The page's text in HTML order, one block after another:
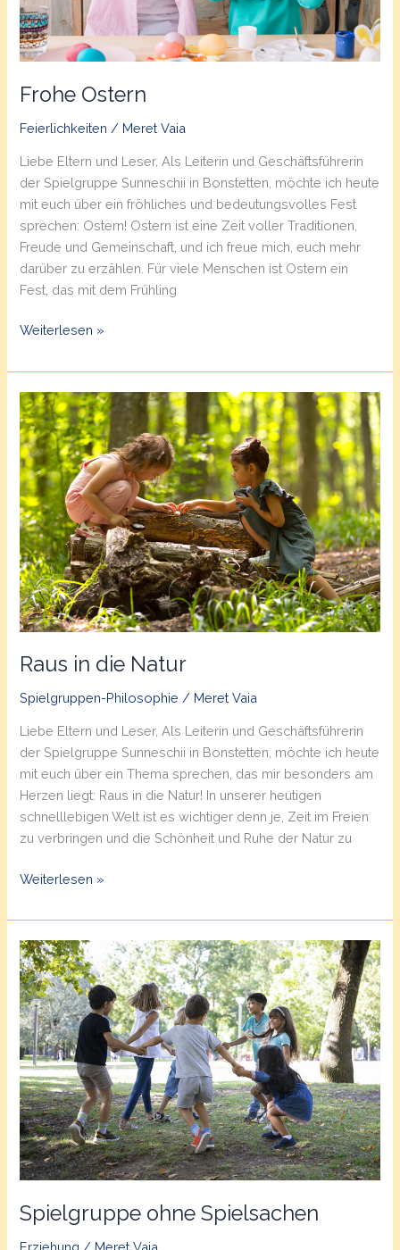
Frohe Ostern
Feierlichkeiten / Meret Vaia
Liebe Eltern und Leser, Als Leiterin und Geschäftsführerin
der Spielgruppe Sunneschii in Bonstetten, möchte ich heute
mit euch über ein fröhliches und bedeutungsvolles Fest
sprechen: Ostern! Ostern ist eine Zeit voller Traditionen,
Freude und Gemeinschaft, und ich freue mich, euch mehr
darüber zu erzählen. Für viele Menschen ist Ostern ein
Fest, das mit dem Frühling
Frohe
Weiterlesen »
Raus in die Natur
Spielgruppen-Philosophie / Meret Vaia
Liebe Eltern und Leser, Als Leiterin und Geschäftsführerin
der Spielgruppe Sunneschii in Bonstetten, möchte ich heute
mit euch über ein Thema sprechen, das mir besonders am
Herzen liegt: Raus in die Natur! In unserer heutigen
schnelllebigen Welt ist es wichtiger denn je, Zeit im Freien
zu verbringen und die Schönheit und Ruhe der Natur zu
Raus
die
Natur
Weiterlesen »
Spielgruppe ohne Spielsachen
Erziehung / Meret Vaia